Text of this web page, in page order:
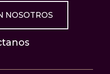
NOSOTROS